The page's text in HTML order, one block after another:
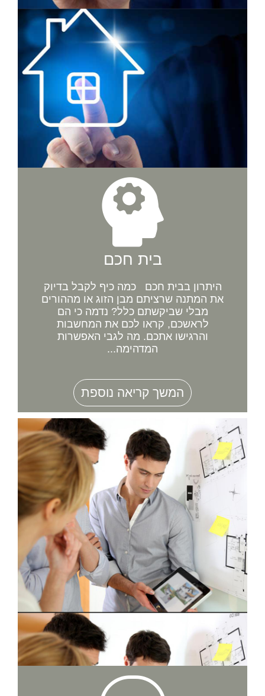
בית חכם
היתרון בבית חכם כמה כיף לקבל בדיוק
את המתנה שרציתם מבן הזוג או מההורים
מבלי שביקשתם כלל? נדמה כי הם
לראשכם, קראו לכם את המחשבות
והרגישו אתכם. מה לגבי האפשרות
המדהימה...
המשך קריאה נוספת